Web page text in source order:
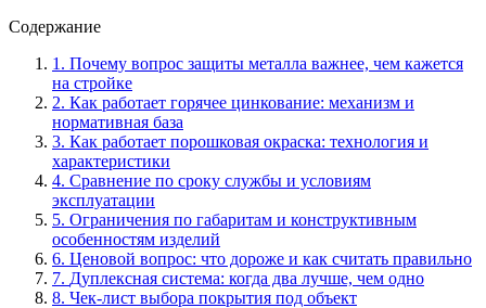
Содержание
1 . Почему вопрос защиты металла важнее, чем кажется
на стройке
2. Как работает горячее цинкование: механизм и
нормативная база
3. Как работает порошковая окраска: технология и
характеристики
4. Сравнение по сроку службы и условиям
эксплуатации
5. Ограничения по габаритам и конструктивным
особенностям изделий
6. Ценовой вопрос: что дороже и как считать правильно
7. Дуплексная система: когда два лучше, чем одно
8. Чек-лист выбора покрытия под объект